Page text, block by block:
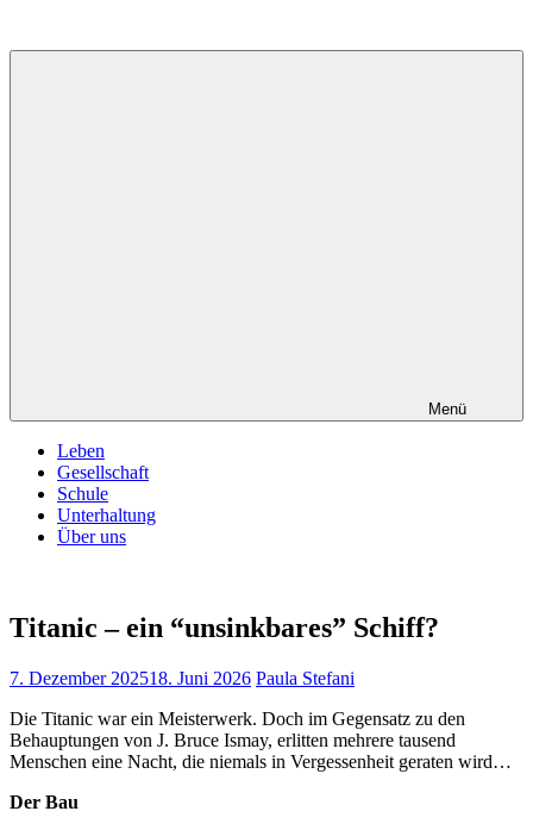
Menü
Leben
Gesellschaft
Schule
Unterhaltung
Über uns
Titanic – ein “unsinkbares” Schiff?
7. Dezember 202518. Juni 2026 Paula Stefani
Die Titanic war ein Meisterwerk. Doch im Gegensatz zu den
Behauptungen von J. Bruce Ismay, erlitten mehrere tausend
Menschen eine Nacht, die niemals in Vergessenheit geraten wird…
Der Bau